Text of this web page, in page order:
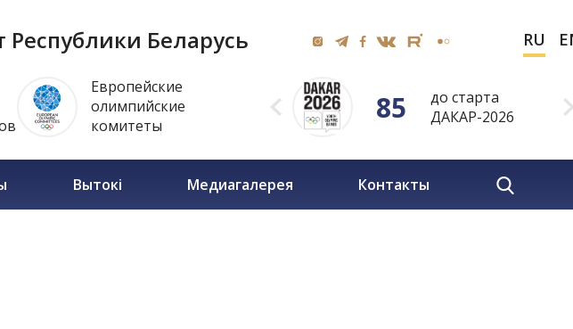
Беларусь RU
Европейские
олимпийские
комитеты
85
до старта
ДАКАР-2026
Вытокi Медиагалерея Контакты